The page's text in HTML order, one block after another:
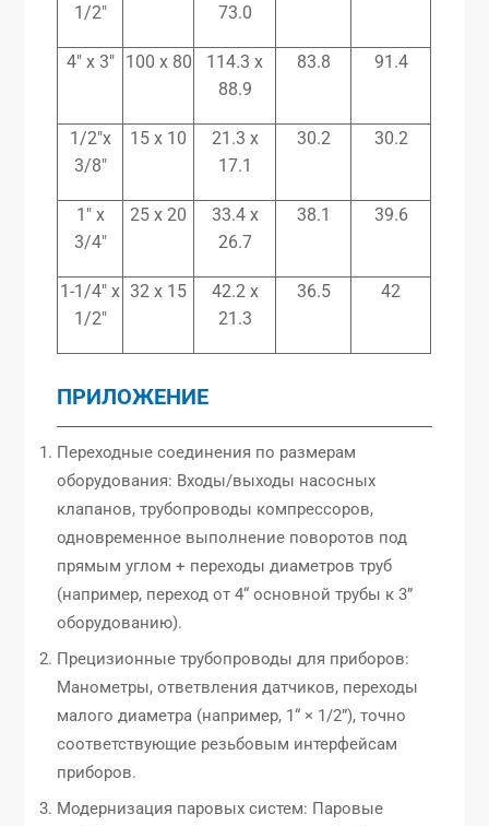
1/2″
73.0
4″ x 3″ 100 x 80
114.3 x
88.9
83.8 91.4
1/2″x
3/8″
15 x 10
21.3 x
17.1
30.2 30.2
1″ x
3/4″
25 x 20
33.4 x
26.7
38.1 39.6
1-1/4″ x
1/2″
32 x 15
42.2 x
21.3
36.5 42
ПРИЛОЖЕНИЕ
Переходные соединения по размерам
оборудования: Входы/выходы насосных
клапанов, трубопроводы компрессоров,
одновременное выполнение поворотов под
прямым углом + переходы диаметров труб
(например, переход от 4“ основной трубы к 3”
оборудованию).
Прецизионные трубопроводы для приборов:
Манометры, ответвления датчиков, переходы
малого диаметра (например, 1“ × 1/2”), точно
соответствующие резьбовым интерфейсам
приборов.
Модернизация паровых систем: Паровые